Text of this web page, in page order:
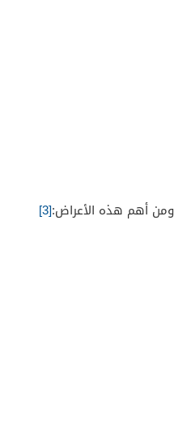
أهم هذه الأعراض:[3]